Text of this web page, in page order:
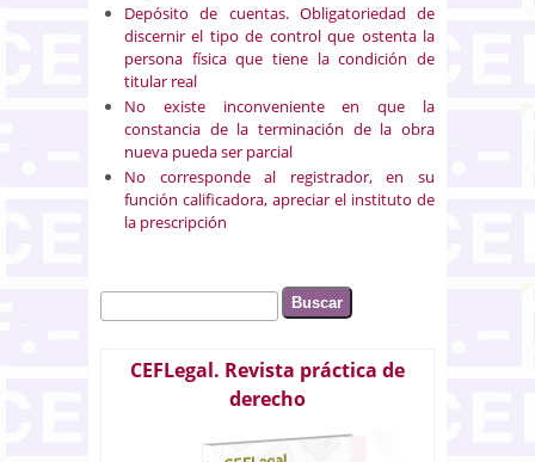
Depósito de cuentas. Obligatoriedad de
discernir el tipo de control que ostenta la
persona física que tiene la condición de
titular real
No existe inconveniente en que la
constancia de la terminación de la obra
nueva pueda ser parcial
No corresponde al registrador, en su
función calificadora, apreciar el instituto de
la prescripción
Formulario de búsqueda
Buscar
CEFLegal. Revista práctica de
derecho